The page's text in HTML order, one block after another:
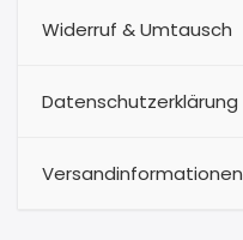
Widerruf & Umtausch
Datenschutzerklärung
Versandinformationen